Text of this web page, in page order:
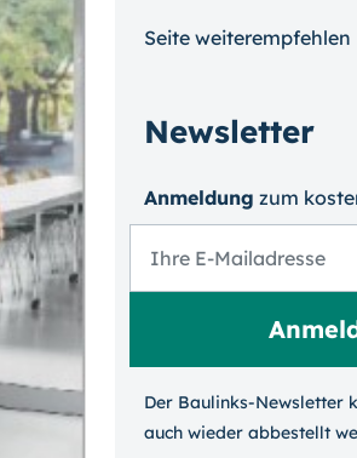
Seite weiterempfehlen
Newsletter
Anmeldung zum
Der Baulinks-Newsletter
auch wieder ab­bestellt